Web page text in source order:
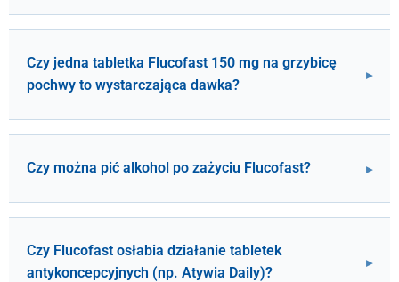
Czy jedna tabletka Flucofast 150 mg na grzybicę
pochwy to wystarczająca dawka?
Czy można pić alkohol po zażyciu Flucofast?
Czy Flucofast osłabia działanie tabletek
antykoncepcyjnych (np. Atywia Daily)?